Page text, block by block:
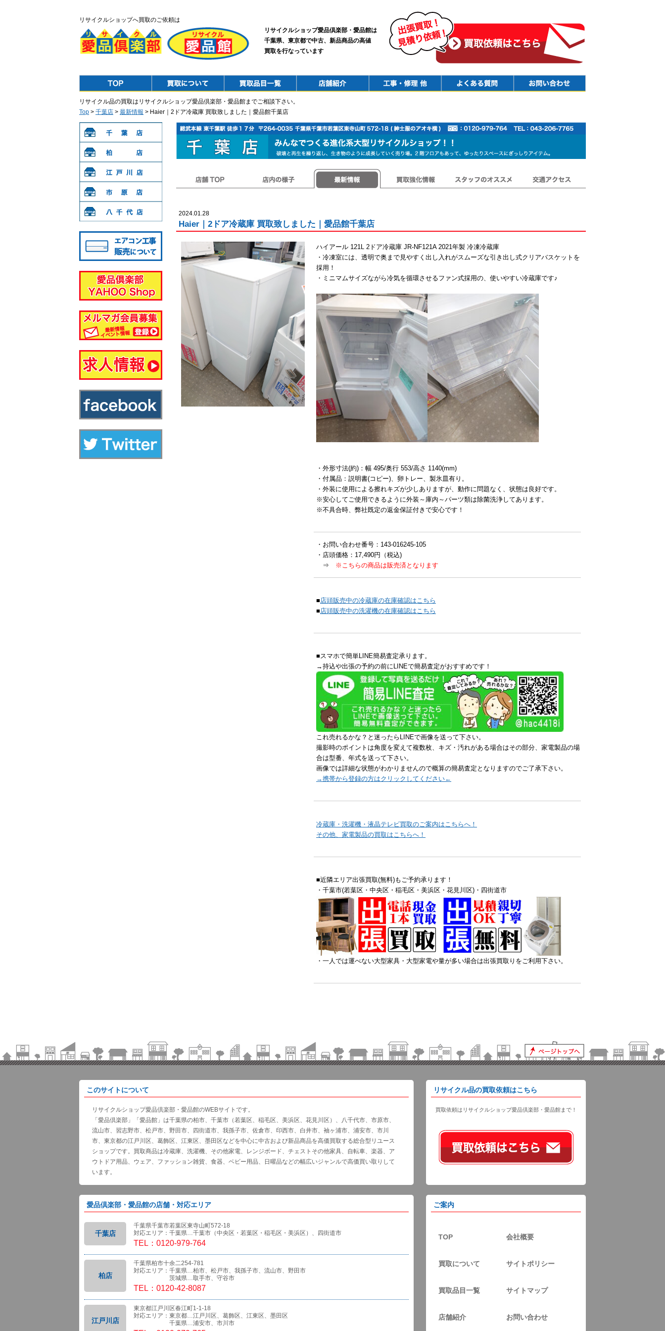
リサイクルショップへ買取のご依頼は
リサイクルショップ愛品倶楽部・愛品館は
千葉県、東京都で中古、新品商品の高値
買取を行なっています
リサイクル品の買取はリサイクルショップ愛品倶楽部・愛品館までご相談下さい。
Top > 千葉店 > 最新情報 > Haier｜2ドア冷蔵庫 買取致しました｜愛品館千葉店
2024.01.28
Haier｜2ドア冷蔵庫 買取致しました｜愛品館千葉店
ハイアール 121L 2ドア冷蔵庫 JR-NF121A 2021年製 冷凍冷蔵庫
・冷凍室には、透明で奥まで見やすく出し入れがスムーズな引き出し式クリアバスケットを
採用！
・ミニマムサイズながら冷気を循環させるファン式採用の、使いやすい冷蔵庫です♪
・外形寸法(約)：幅 495/奥行 553/高さ 1140(mm)
・付属品：説明書(コピー)、卵トレー、製氷皿有り。
・外装に使用による擦れキズが少しありますが、動作に問題なく、状態は良好です。
※安心してご使用できるように外装～庫内～パーツ類は除菌洗浄してあります。
※不具合時、弊社既定の返金保証付きで安心です！
・お問い合わせ番号：143-016245-105
・店頭価格：17,490円（税込)
⇒
※こちらの商品は販売済となります
■ 店頭販売中の冷蔵庫の在庫確認はこちら
■ 店頭販売中の洗濯機の在庫確認はこちら
■スマホで簡単LINE簡易査定承ります。
→持込や出張の予約の前にLINEで簡易査定がおすすめです！
これ売れるかな？と迷ったらLINEで画像を送って下さい。
撮影時のポイントは角度を変えて複数枚、キズ・汚れがある場合はその部分、家電製品の場
合は型番、年式を送って下さい。
画像では詳細な状態がわかりませんので概算の簡易査定となりますのでご了承下さい。
→携帯から登録の方はクリックしてください←
冷蔵庫・洗濯機・液晶テレビ買取のご案内はこちらへ！
その他、家電製品の買取はこちらへ！
■近隣エリア出張買取(無料)もご予約承ります！
・千葉市(若葉区・中央区・稲毛区・美浜区・花見川区)・四街道市
・一人では運べない大型家具・大型家電や量が多い場合は出張買取りをご利用下さい。
このサイトについて
リサイクルショップ愛品倶楽部・愛品館のWEBサイトです。
「愛品倶楽部」「愛品館」は千葉県の柏市、千葉市（若葉区、稲毛区、美浜区、花見川区）、八千代市、市原市、
流山市、習志野市、松戸市、野田市、四街道市、我孫子市、佐倉市、印西市、白井市、袖ヶ浦市、浦安市、市川
市、東京都の江戸川区、葛飾区、江東区、墨田区などを中心に中古および新品商品を高価買取する総合型リユース
ショップです。買取商品は冷蔵庫、洗濯機、その他家電、レンジボード、チェストその他家具、自転車、楽器、ア
ウトドア用品、ウェア、ファッション雑貨、食器、ベビー用品、日曜品などの幅広いジャンルで高価買い取りして
います。
リサイクル品の買取依頼はこちら
買取依頼はリサイクルショップ愛品倶楽部・愛品館まで！
愛品倶楽部・愛品館の店舗・対応エリア
千葉店
千葉県千葉市若葉区東寺山町572-18
対応エリア：千葉県…千葉市（中央区・若葉区・稲毛区・美浜区）、四街道市
TEL：0120-979-764
柏店
千葉県柏市十余二254-781
対応エリア：千葉県…柏市、松戸市、我孫子市、流山市、野田市
茨城県…取手市、守谷市
TEL：0120-42-8087
江戸川店
東京都江戸川区春江町1-1-18
対応エリア：東京都…江戸川区、葛飾区、江東区、墨田区
千葉県…浦安市、市川市
ご案内
TOP 会社概要
買取について サイトポリシー
買取品目一覧 サイトマップ
店舗紹介 お問い合わせ